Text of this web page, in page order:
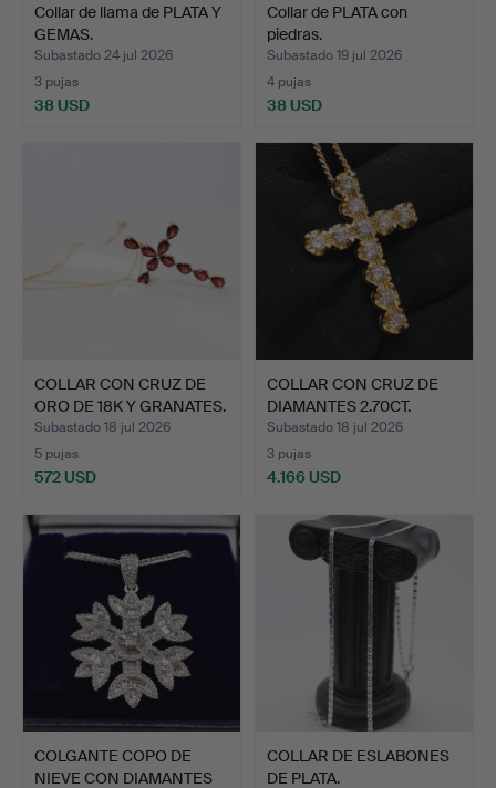
Collar de llama de PLATA Y
GEMAS.
Subastado 24 jul 2026
3 pujas
38 USD
Collar de PLATA con
piedras.
Subastado 19 jul 2026
4 pujas
38 USD
COLLAR CON CRUZ DE
ORO DE 18K Y GRANATES.
Subastado 18 jul 2026
5 pujas
572 USD
COLLAR CON CRUZ DE
DIAMANTES 2.70CT.
Subastado 18 jul 2026
3 pujas
4.166 USD
COLGANTE COPO DE
NIEVE CON DIAMANTES
COLLAR DE ESLABONES
DE PLATA.